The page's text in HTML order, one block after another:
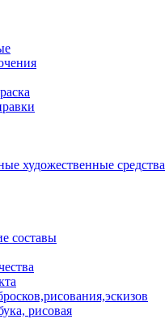
художественные средства
составы
рисовая